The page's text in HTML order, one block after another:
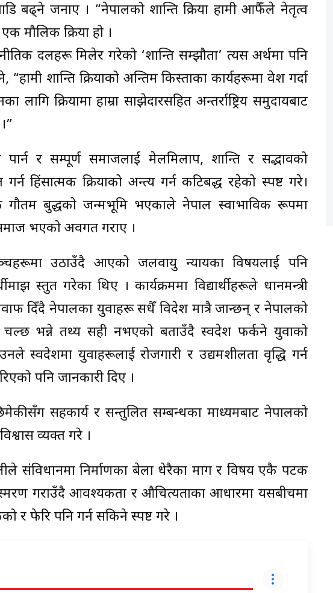
बढ्ने जनाए । “नेपालको शान्ति प्रक्रिया हामी आफैँले नेतृत्व
मौलिक प्रक्रिया हो ।
दलहरू मिलेर गरेको ‘शान्ति सम्झौता’ त्यस अर्थमा पनि
शान्ति प्रक्रियाको अन्तिम किस्ताका कार्यहरूमा प्रवेश गर्दा
लागि प्रक्रियामा हाम्रा साझेदारसहित अन्तर्राष्ट्रिय समुदायबाट
पार्न र सम्पूर्ण समाजलाई मेलमिलाप, शान्ति र सद्भावको
हिंसात्मक प्रक्रियाको अन्त्य गर्न कटिबद्ध रहेको स्पष्ट गरे।
गौतम बुद्धको जन्मभूमि भएकाले नेपाल स्वाभाविक रूपमा
भएको अवगत गराए ।
मञ्चहरूमा उठाउँदै आएको जलवायु न्यायका विषयलाई पनि
प्रस्तुत गरेका थिए । कार्यक्रममा विद्यार्थीहरूले प्रधानमन्त्री
दिँदै नेपालका युवाहरू सधैँ विदेश मात्रै जान्छन् र नेपालको
चल्छ भन्ने तथ्य सही नभएको बताउँदै स्वदेश फर्कने युवाको
स्वदेशमा युवाहरूलाई रोजगारी र उद्यमशीलता वृद्धि गर्न
पनि जानकारी दिए ।
सहकार्य र सन्तुलित सम्बन्धका माध्यमबाट नेपालको
व्यक्त गरे ।
ओलीले संविधानमा निर्माणका बेला धेरैका माग र विषय एकै पटक
गराउँदै आवश्यकता र औचित्यताका आधारमा यसबीचमा
फेरि पनि गर्न सकिने स्पष्ट गरे ।